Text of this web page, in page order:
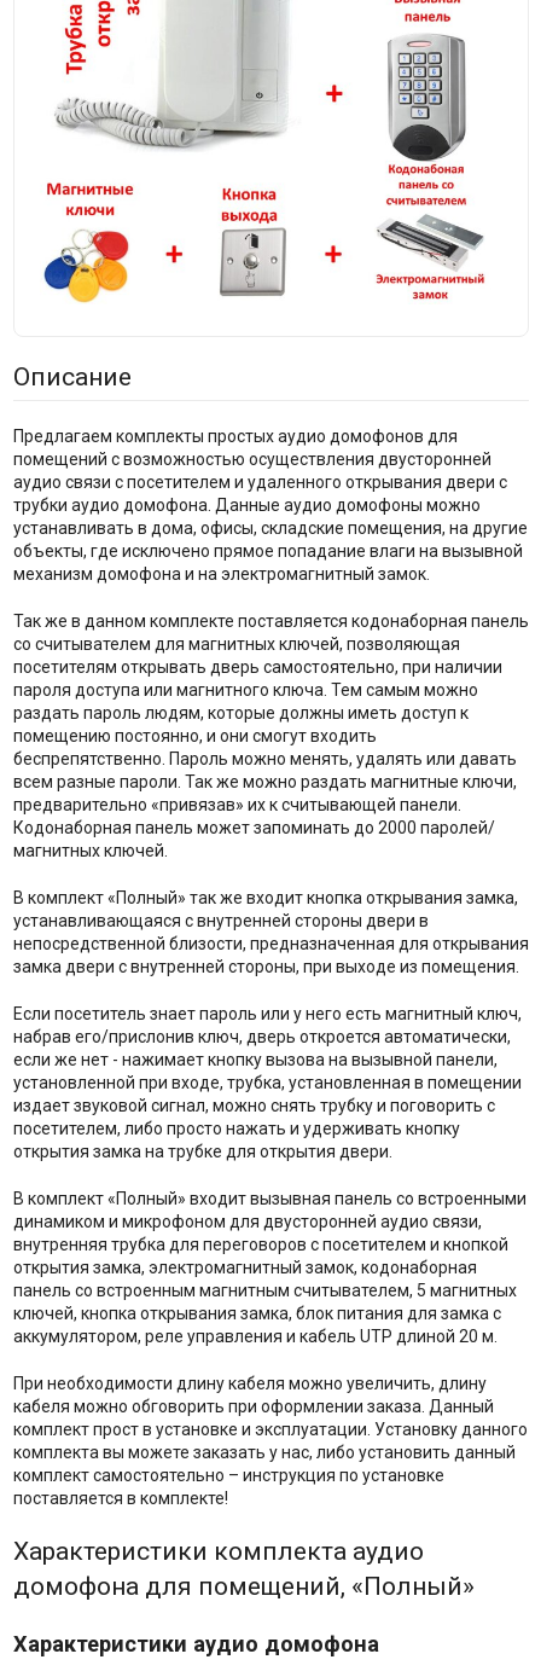
Описание
Предлагаем комплекты простых аудио домофонов для
помещений с возможностью осуществления двусторонней
аудио связи с посетителем и удаленного открывания двери с
трубки аудио домофона. Данные аудио домофоны можно
устанавливать в дома, офисы, складские помещения, на другие
объекты, где исключено прямое попадание влаги на вызывной
механизм домофона и на электромагнитный замок.
Так же в данном комплекте поставляется кодонаборная панель
со считывателем для магнитных ключей, позволяющая
посетителям открывать дверь самостоятельно, при наличии
пароля доступа или магнитного ключа. Тем самым можно
раздать пароль людям, которые должны иметь доступ к
помещению постоянно, и они смогут входить
беспрепятственно. Пароль можно менять, удалять или давать
всем разные пароли. Так же можно раздать магнитные ключи,
предварительно «привязав» их к считывающей панели.
Кодонаборная панель может запоминать до 2000 паролей/
магнитных ключей.
В комплект «Полный» так же входит кнопка открывания замка,
устанавливающаяся с внутренней стороны двери в
непосредственной близости, предназначенная для открывания
замка двери с внутренней стороны, при выходе из помещения.
Если посетитель знает пароль или у него есть магнитный ключ,
набрав его/прислонив ключ, дверь откроется автоматически,
если же нет - нажимает кнопку вызова на вызывной панели,
установленной при входе, трубка, установленная в помещении
издает звуковой сигнал, можно снять трубку и поговорить с
посетителем, либо просто нажать и удерживать кнопку
открытия замка на трубке для открытия двери.
В комплект «Полный» входит вызывная панель со встроенными
динамиком и микрофоном для двусторонней аудио связи,
внутренняя трубка для переговоров с посетителем и кнопкой
открытия замка, электромагнитный замок, кодонаборная
панель со встроенным магнитным считывателем, 5 магнитных
ключей, кнопка открывания замка, блок питания для замка с
аккумулятором, реле управления и кабель UTP длиной 20 м.
При необходимости длину кабеля можно увеличить, длину
кабеля можно обговорить при оформлении заказа. Данный
комплект прост в установке и эксплуатации. Установку данного
комплекта вы можете заказать у нас, либо установить данный
комплект самостоятельно – инструкция по установке
поставляется в комплекте!
Характеристики комплекта аудио
домофона для помещений, «Полный»
Характеристики аудио домофона